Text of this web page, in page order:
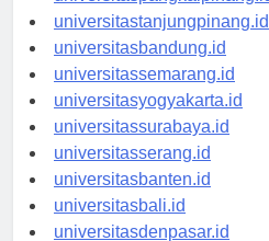
universitaspangkalpinang.id
universitastanjungpinang.id
universitasbandung.id
universitassemarang.id
universitasyogyakarta.id
universitassurabaya.id
universitasserang.id
universitasbanten.id
universitasbali.id